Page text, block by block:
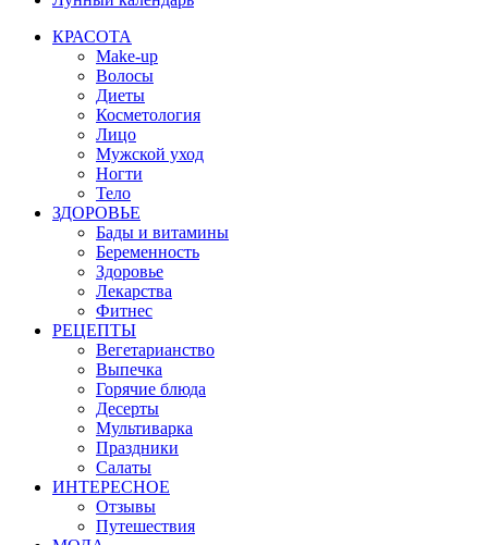
КРАСОТА
Make-up
Волосы
Диеты
Косметология
Лицо
Мужской уход
Ногти
Тело
ЗДОРОВЬЕ
Бады и витамины
Беременность
Здоровье
Лекарства
Фитнес
РЕЦЕПТЫ
Вегетарианство
Выпечка
Горячие блюда
Десерты
Мультиварка
Праздники
Салаты
ИНТЕРЕСНОЕ
Отзывы
Путешествия